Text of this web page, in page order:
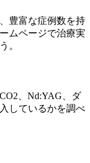
豊富な症例数を持
ムページで治療実
。
、Nd:YAG、ダ
しているかを調べ